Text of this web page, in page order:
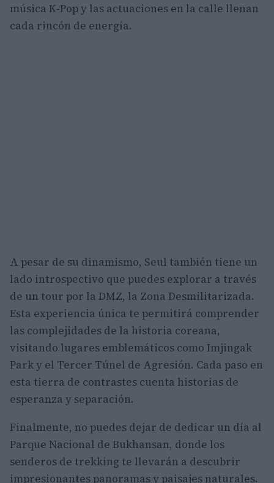
música K-Pop y las actuaciones en la calle llenan
cada rincón de energía.
A pesar de su dinamismo, Seul también tiene un
lado introspectivo que puedes explorar a través
de un tour por la DMZ, la Zona Desmilitarizada.
Esta experiencia única te permitirá comprender
las complejidades de la historia coreana,
visitando lugares emblemáticos como Imjingak
Park y el Tercer Túnel de Agresión. Cada paso en
esta tierra de contrastes cuenta historias de
esperanza y separación.
Finalmente, no puedes dejar de dedicar un día al
Parque Nacional de Bukhansan, donde los
senderos de trekking te llevarán a descubrir
impresionantes panoramas y paisajes naturales.